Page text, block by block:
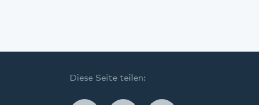
Diese Seite teilen: